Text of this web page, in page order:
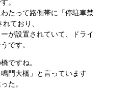
たって路側帯に「停駐車禁
ており、
が設置されていて、ドライ
です。
ですね。
門大橋」と言っています
た。